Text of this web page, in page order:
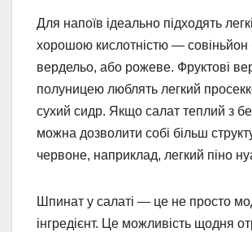
Для напоїв ідеально підходять
хорошою кислотністю — совіньйон
вердельо, або рожеве. Фруктові
полуницею люблять легкий
сухий сидр. Якщо салат теплий з
можна дозволити собі більш
червоне, наприклад, легкий піно
Шпинат у салаті — це не просто
інгредієнт. Це можливість щодня